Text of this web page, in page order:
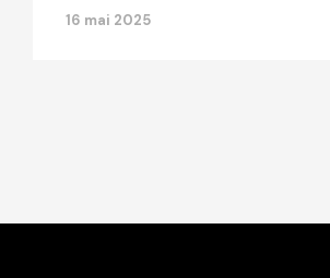
16 mai 2025